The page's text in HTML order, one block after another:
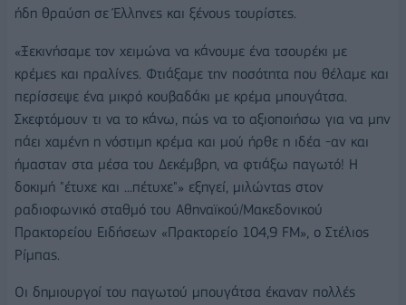
ήδη θραύση σε Έλληνες και ξένους τουρίστες.
«Ξεκινήσαμε τον χειμώνα να κάνουμε ένα τσουρέκι με
κρέμες και πραλίνες. Φτιάξαμε την ποσότητα που θέλαμε και
περίσσεψε ένα μικρό κουβαδάκι με κρέμα μπουγάτσα.
Σκεφτόμουν τι να το κάνω, πώς να το αξιοποιήσω για να μην
πάει χαμένη η νόστιμη κρέμα και μού ήρθε η ιδέα -αν και
ήμασταν στα μέσα του Δεκέμβρη, να φτιάξω παγωτό! Η
δοκιμή "έτυχε και ...πέτυχε"» εξηγεί, μιλώντας στον
ραδιοφωνικό σταθμό του Αθηναϊκού/Μακεδονικού
Πρακτορείου Ειδήσεων «Πρακτορείο 104,9 FM», ο Στέλιος
Ρίμπας.
Οι δημιουργοί του παγωτού μπουγάτσα έκαναν πολλές